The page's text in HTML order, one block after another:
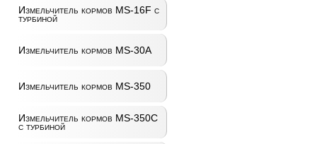
Измельчитель кормов MS-16F с
турбиной
Измельчитель кормов MS-30A
Измельчитель кормов MS-350
Измельчитель кормов MS-350C
с турбиной